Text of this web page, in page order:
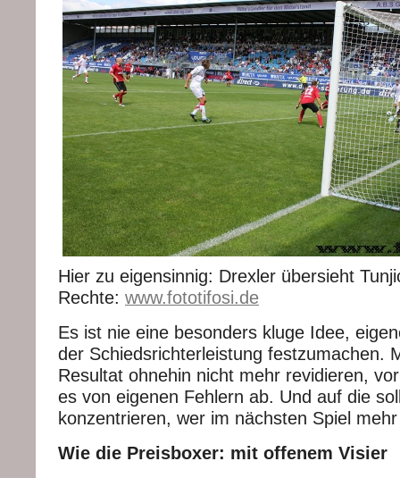
Hier zu eigensinnig: Drexler übersieht
Rechte: www.fototifosi.de
Es ist nie eine besonders kluge Idee,
der Schiedsrichterleistung festzumachen.
Resultat ohnehin nicht mehr revidieren,
es von eigenen Fehlern ab. Und auf die
konzentrieren, wer im nächsten Spiel
Wie die Preisboxer: mit offenem Visier